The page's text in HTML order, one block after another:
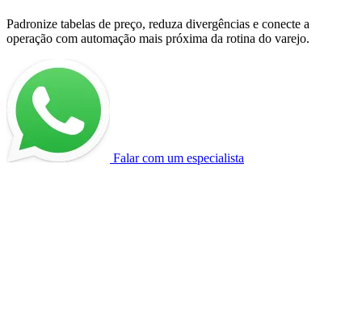
Padronize tabelas de preço, reduza divergências e conecte a
operação com automação mais próxima da rotina do varejo.
Falar com um especialista